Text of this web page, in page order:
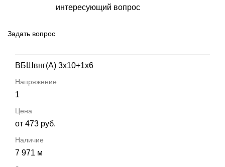
интересующий вопрос
Задать вопрос
ВБШвнг(А) 3х10+1х6
1
от 473 руб.
7 971 м